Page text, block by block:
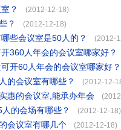
？ (2012-12-18)
？ (2012-12-18)
些会议室是50人的？ (2012-
360人年会的会议室哪家好？
开60人年会的会议室哪家好？
的会议室有哪些？
(2012-12-
惠的会议室,能承办年会
的会场有哪些？ (2012-12-18)
会议室有哪几个 (2012-12-18)